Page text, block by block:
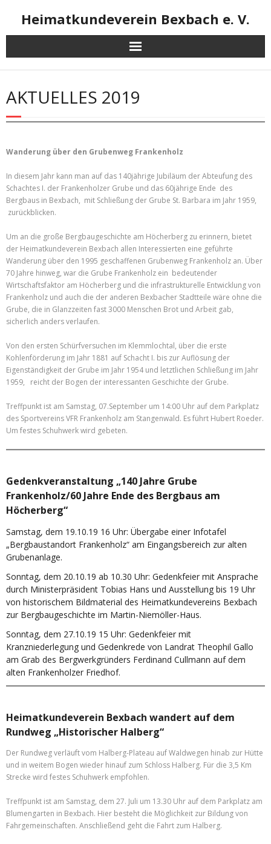
Heimatkundeverein Bexbach e. V.
AKTUELLES 2019
Wanderung über den Grubenweg Frankenholz
In diesem Jahr kann man auf das 140jährige Jubiläum der Abteufung des
Schachtes I. der Frankenholzer Grube und das 60jährige Ende des
Bergbaus in Bexbach, mit Schließung der Grube St. Barbara im Jahr 1959,
zurückblicken.
Um an die große Bergbaugeschichte am Höcherberg zu erinnern, bietet
der Heimatkundeverein Bexbach allen Interessierten eine geführte
Wanderung über den 1995 geschaffenen Grubenweg Frankenholz an. Über
70 Jahre hinweg, war die Grube Frankenholz ein bedeutender
Wirtschaftsfaktor am Höcherberg und die infrastrukturelle Entwicklung von
Frankenholz und auch die der anderen Bexbacher Stadtteile wäre ohne die
Grube, die in Glanzzeiten fast 3000 Menschen Brot und Arbeit gab,
sicherlich anders verlaufen.
Von den ersten Schürfversuchen im Klemmlochtal, über die erste
Kohlenförderung im Jahr 1881 auf Schacht I. bis zur Auflösung der
Eigenständigkeit der Grube im Jahr 1954 und letztlichen Schließung im Jahr
1959, reicht der Bogen der interessanten Geschichte der Grube.
Treffpunkt ist am Samstag, 07.September um 14:00 Uhr auf dem Parkplatz
des Sportvereins VFR Frankenholz am Stangenwald. Es führt Hubert Roeder.
Um festes Schuhwerk wird gebeten.
Gedenkveranstaltung „140 Jahre Grube
Frankenholz/60 Jahre Ende des Bergbaus am
Höcherberg“
Samstag, dem 19.10.19 16 Uhr: Übergabe einer Infotafel
„Bergbaustandort Frankenholz“ am Eingangsbereich zur alten
Grubenanlage.
Sonntag, dem 20.10.19 ab 10.30 Uhr: Gedenkfeier mit Ansprache
durch Ministerpräsident Tobias Hans und Ausstellung bis 19 Uhr
von historischem Bildmaterial des Heimatkundevereins Bexbach
zur Bergbaugeschichte im Martin-Niemöller-Haus.
Sonntag, dem 27.10.19 15 Uhr: Gedenkfeier mit
Kranzniederlegung und Gedenkrede von Landrat Theophil Gallo
am Grab des Bergwerkgründers Ferdinand Cullmann auf dem
alten Frankenholzer Friedhof.
Heimatkundeverein Bexbach wandert auf dem
Rundweg „Historischer Halberg“
Der Rundweg verläuft vom Halberg-Plateau auf Waldwegen hinab zur Hütte
und in weitem Bogen wieder hinauf zum Schloss Halberg. Für die 3,5 Km
Strecke wird festes Schuhwerk empfohlen.
Treffpunkt ist am Samstag, dem 27. Juli um 13.30 Uhr auf dem Parkplatz am
Blumengarten in Bexbach. Hier besteht die Möglichkeit zur Bildung von
Fahrgemeinschaften. Anschließend geht die Fahrt zum Halberg.